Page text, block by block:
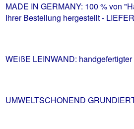
MADE IN GERMANY: 100 % von
Ihrer Bestellung hergestellt -
WEißE LEINWAND:
UMWELTSCHONEND